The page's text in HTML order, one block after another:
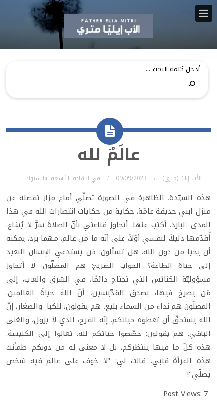
عالَمٌ لله
الأب إيليّا (متري) 09/09/2023 في السّاعة التّاسعة, فايسبوك
هذه السيّدة، الظاهرة في الصورة تصلّي أمام مزار تفصله عن
منزل ابني حديقة عامّة، حكاية من حكايات انتصارات الله في هذا
المدى البارد. أكتب عنها. أتجاوز قناعتي بأنّ الصلاةَ سرٌّ لا يُشاع.
أُقدّمها دليلاً، لنفسي أوّلاً، على أنّه ما من عالم، مهما برد، يمكنه
أن يحيا من دون الله. هل تسألون: مَن يستدعي الإنسان البعيد
إلى حياة الطاعة؟ الجواب الصريح: هم المصلّون. لا أتجاوز
مسؤوليّة الكنائس التي تحتاج دائمًا، في الشرق والغرب، إلى
مَن يصرخ فيها، بصدق القدّيسين، أنّ اللهَ حياةُ العالمين.
المصلّون هم نداء من السماء بليغ. هم يقولون، للكبار والصغار، إنّ
الله يستحقّ أن تعطوه حياتكم. إنّه الفرح، الذي لا يزول، والغنى
الباقي. هم يقولون: خصّصوا حياتكم لله. تعالوا إلى الكنيسة.
هذه كلّ ما فيها ينتظركم، بل لا معنى له من دونكم. طمأنت
هذه المرأة قلبي. قالت لي: "لا خوف على عالم فيه شخص
يصلّي"!
Post Views: 7